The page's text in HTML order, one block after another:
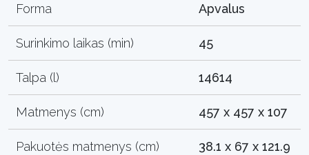
Forma Apvalus
Surinkimo laikas (min) 45
Talpa (l) 14614
Matmenys (cm) 457 x 457 x 107
Pakuotės matmenys (cm) 38.1 x 67 x 121.9